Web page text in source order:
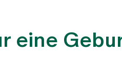
eine